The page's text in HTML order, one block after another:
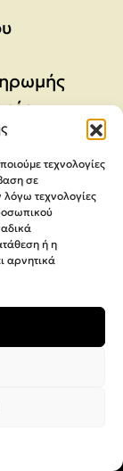
τεχνολογίες
σε
τεχνολογίες
ή η
αρνητικά